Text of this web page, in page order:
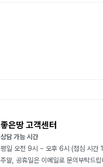
좋은땅 고객센터
상담 가능 시간
평일 오전 9시 ~ 오후 6시 (점심 시간
주말, 공휴일은 이메일로 문의부탁드립